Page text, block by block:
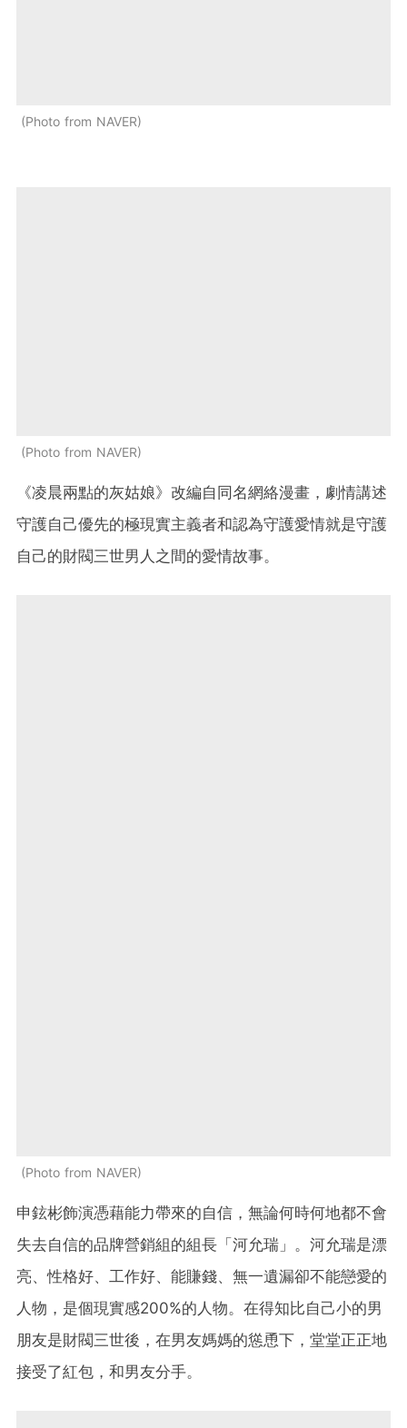
Photo from NAVER
Photo from NAVER
《凌晨兩點的灰姑娘》改編自同名網絡漫畫，劇情講述
守護自己優先的極現實主義者和認為守護愛情就是守護
自己的財閥三世男人之間的愛情故事。
Photo from NAVER
申鉉彬飾演憑藉能力帶來的自信，無論何時何地都不會
失去自信的品牌營銷組的組長「河允瑞」。河允瑞是漂
亮、性格好、工作好、能賺錢、無一遺漏卻不能戀愛的
人物，是個現實感200%的人物。在得知比自己小的男
朋友是財閥三世後，在男友媽媽的慫恿下，堂堂正正地
接受了紅包，和男友分手。